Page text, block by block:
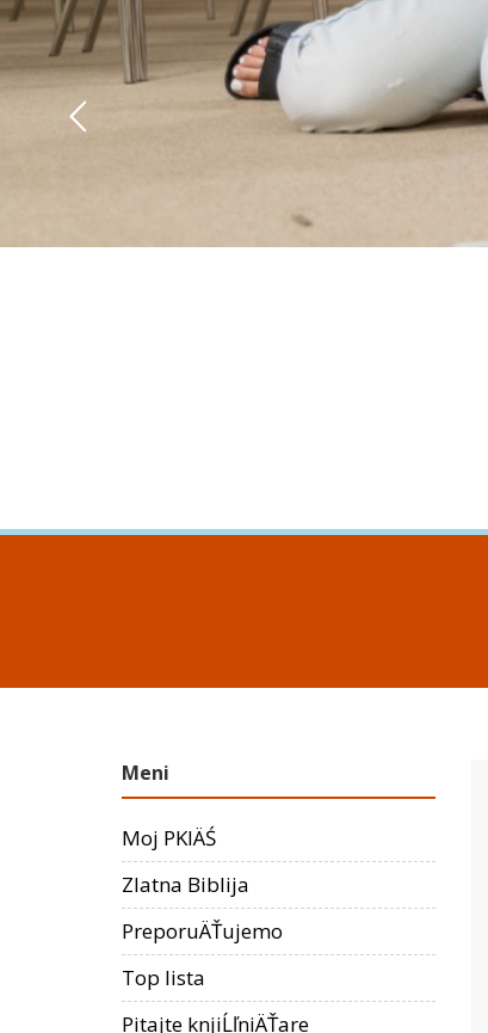
Meni
Moj PKIÄŚ
Zlatna Biblija
PreporuÄŤujemo
Top lista
Pitajte knjiĹľniÄŤare